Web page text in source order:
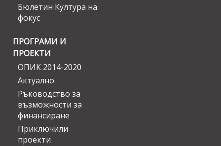
Бюлетин Култура на
фокус
ПРОГРАМИ И
ПРОЕКТИ
ОПИК 2014-2020
Актуално
Ръководство за
възможности за
финансиране
Приключили
проекти